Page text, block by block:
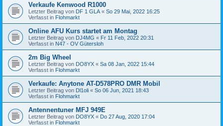
Verkaufe Kenwood R1000
Letzter Beitrag von DF 1 GLA « So 29 Mai, 2022 16:25
Verfasst in Flohmarkt
Online AFU Kurs startet am Montag
Letzter Beitrag von DJ4MG « Fr 11 Feb, 2022 20:31
Verfasst in N47 - OV Gütersloh
2m Big Wheel
Letzter Beitrag von DO8YX « Sa 08 Jan, 2022 15:44
Verfasst in Flohmarkt
Verkaufe: Anytone AT-D578PRO DMR Mobil
Letzter Beitrag von Dl1oli « So 06 Jun, 2021 18:43
Verfasst in Flohmarkt
Antennentuner MFJ 949E
Letzter Beitrag von DO8YX « Do 27 Aug, 2020 17:04
Verfasst in Flohmarkt